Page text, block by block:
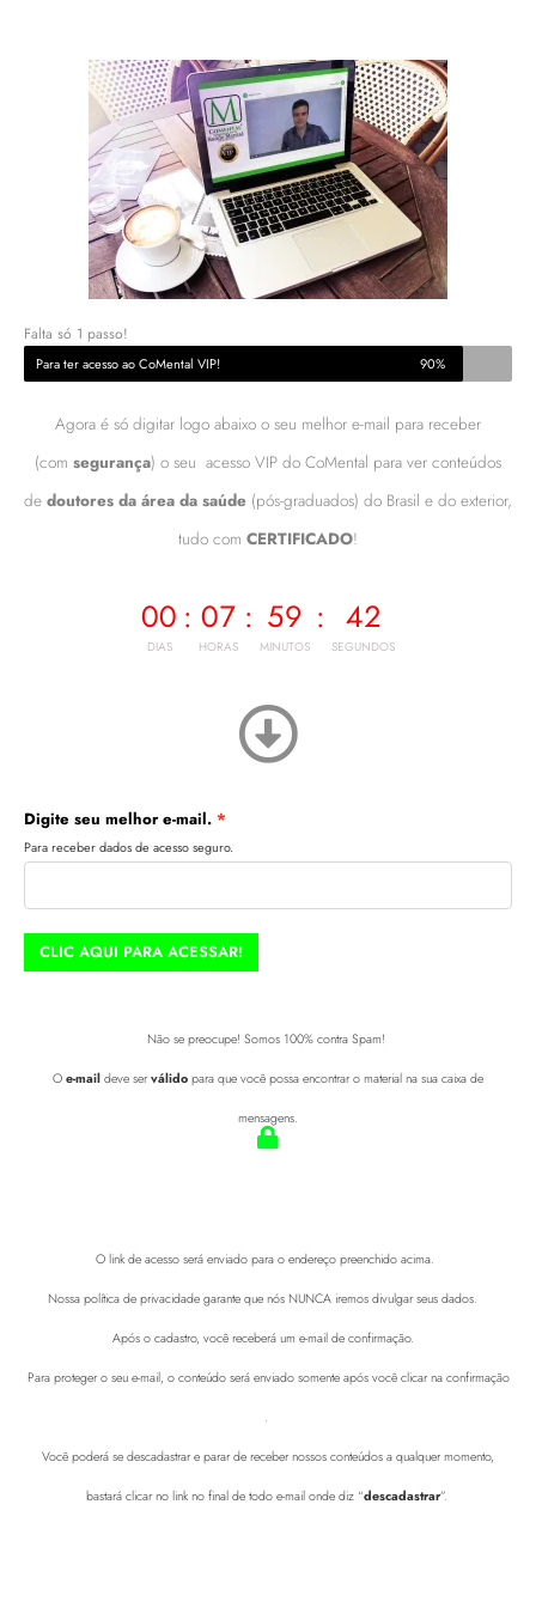
Falta só 1 passo!
Para ter acesso ao CoMental VIP! 90%
Agora é só digitar logo abaixo o seu melhor e-mail para receber
(com segurança) o seu acesso VIP do CoMental para ver conteúdos
de doutores da área da saúde (pós-graduados) do Brasil e do exterior,
tudo com CERTIFICADO!
00
DIAS
: 07
HORAS
: 59
MINUTOS
: 42
SEGUNDOS
Digite seu melhor e-mail.
Para receber dados de acesso seguro.
CLIC AQUI PARA ACESSAR!
Não se preocupe! Somos 100% contra Spam!
O e-mail deve serválido para que você possa encontrar o material na sua caixa de
mensagens.
O link de acesso será enviado para o endereço preenchido acima.
Nossa política de privacidade garante que nós NUNCA iremos divulgar seus dados.
Após o cadastro, você receberá um e-mail de confirmação.
Para proteger o seu e-mail, o conteúdo será enviado somente após você clicar na confirmação
.
Você poderá se descadastrar e parar de receber nossos conteúdos a qualquer momento,
bastará clicar no link no final de todo e-mail onde diz “descadastrar”.